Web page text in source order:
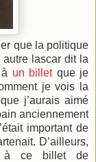
que la politique
autre lascar dit la
un billetque je
je vois la
j’aurais aimé
anciennement
important de
D’ailleurs,
à ce billet de